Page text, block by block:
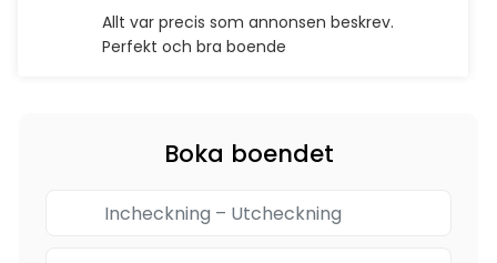
Allt var precis som annonsen beskrev.
Perfekt och bra boende
Boka boendet